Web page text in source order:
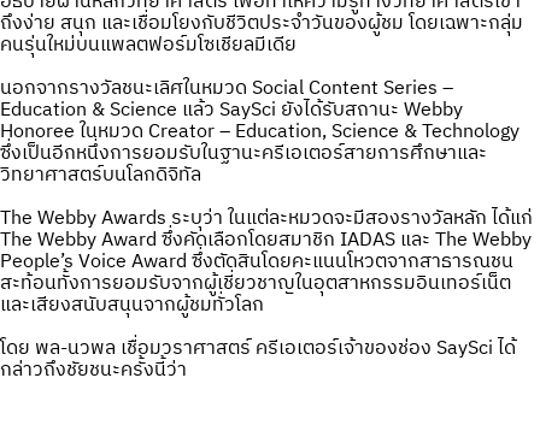
ถึงง่าย สนุก และเชื่อมโยงกับชีวิตประจำวันของผู้ชม โดยเฉพาะกลุ่ม
คนรุ่นใหม่บนแพลตฟอร์มโซเชียลมีเดีย
นอกจากรางวัลชนะเลิศในหมวด Social Content Series –
Education & Science แล้ว SaySci ยังได้รับสถานะ Webby
Honoree ในหมวด Creator – Education, Science & Technology
ซึ่งเป็นอีกหนึ่งการยอมรับในฐานะครีเอเตอร์สายการศึกษาและ
วิทยาศาสตร์บนโลกดิจิทัล
The Webby Awards ระบุว่า ในแต่ละหมวดจะมีสองรางวัลหลัก ได้แก่
The Webby Award ซึ่งคัดเลือกโดยสมาชิก IADAS และ The Webby
People’s Voice Award ซึ่งตัดสินโดยคะแนนโหวตจากสาธารณชน
สะท้อนทั้งการยอมรับจากผู้เชี่ยวชาญในอุตสาหกรรมอินเทอร์เน็ต
และเสียงสนับสนุนจากผู้ชมทั่วโลก
โดย พล-นวพล เชื่อมวราศาสตร์ ครีเอเตอร์เจ้าของช่อง SaySci ได้
กล่าวถึงชัยชนะครั้งนี้ว่า